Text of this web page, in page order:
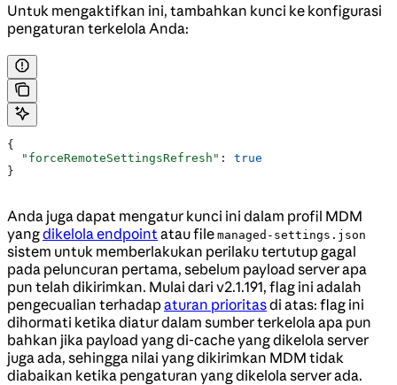
Untuk mengaktifkan ini, tambahkan kunci ke konfigurasi
pengaturan terkelola Anda:
{
  "forceRemoteSettingsRefresh"
: true
}
Anda juga dapat mengatur kunci ini dalam profil MDM
yangdikelola endpoint atau file managed-settings.json
sistem untuk memberlakukan perilaku tertutup gagal
pada peluncuran pertama, sebelum payload server apa
pun telah dikirimkan. Mulai dari v2.1.191, flag ini adalah
pengecualian terhadapaturan prioritasdi atas: flag ini
dihormati ketika diatur dalam sumber terkelola apa pun
bahkan jika payload yang di-cache yang dikelola server
juga ada, sehingga nilai yang dikirimkan MDM tidak
diabaikan ketika pengaturan yang dikelola server ada.